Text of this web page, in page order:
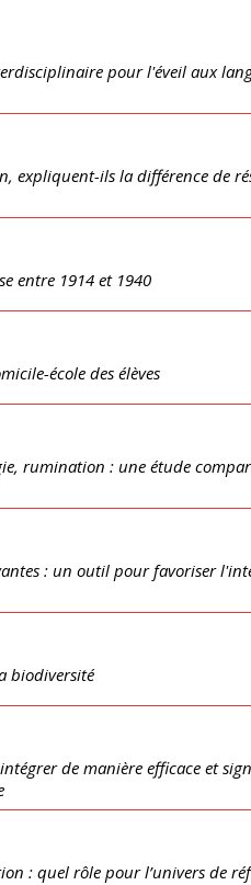
pour l'éveil aux
expliquent-ils la différence de
entre 1914 et 1940
école des élèves
rumination : une étude
: un outil pour favoriser
biodiversité
de manière efficace et
: quel rôle pour l’univers de